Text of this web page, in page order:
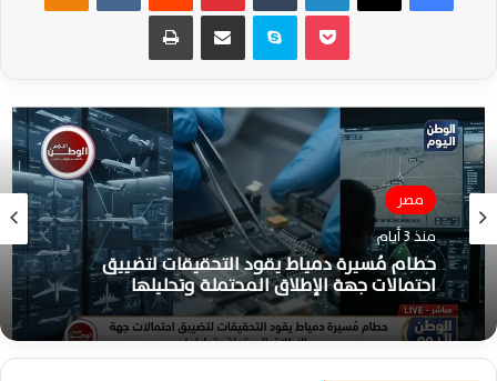
سكايب مشاركة عبر البريد طباعة
مصر
منذ 3 أيام
حطام مُسيرة دمياط يقود التحقيقات لتضييق
احتمالات جهة الإطلاق المحتملة وتحليلها